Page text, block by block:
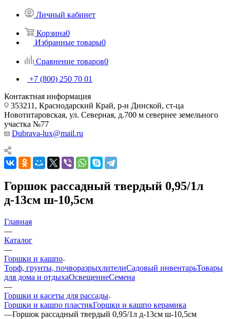
Личный кабинет
Корзина0
Избранные товары0
Сравнение товаров0
+7 (800) 250 70 01
Контактная информация
353211, Краснодарский Край, р-н Динской, ст-ца
Новотитаровская, ул. Северная, д.700 м севернее земельного
участка №77
Dubrava-lux@mail.ru
Горшок рассадный твердый 0,95/1л
д-13см ш-10,5см
Главная
—
Каталог
—
Горшки и кашпо
Торф, грунты, почворазрыхлителиСадовый инвентарьТовары
для дома и отдыхаОсвещениеСемена
—
Горшки и касеты для рассады
Горшки и кашпо пластикГоршки и кашпо керамика
—Горшок рассадный твердый 0,95/1л д-13см ш-10,5см